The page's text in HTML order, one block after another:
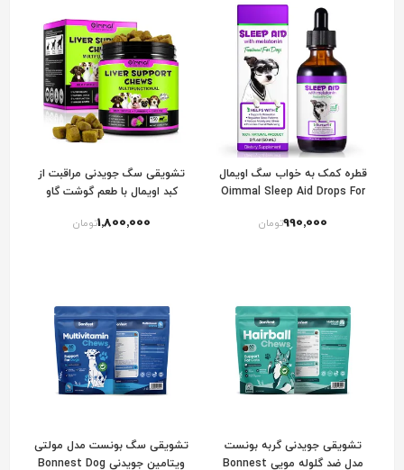
قطره کمک به خواب سگ اویمال
Oimmal Sleep Aid Drops For
990٬000تومان
تشویقی سگ جویدنی مراقبت از
کبد اویمال با طعم گوشت گاو
Chews with Beef
1٬800٬000تومان
تشویقی جویدنی گربه بونست
مدل ضد گلوله مویی Bonnest
تشویقی سگ بونست مدل مولتی
ویتامین جویدنی Bonnest Dog